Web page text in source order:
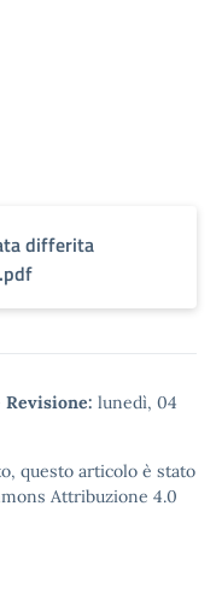
differita
Revisione: lunedì, 04
questo articolo è stato
Attribuzione 4.0